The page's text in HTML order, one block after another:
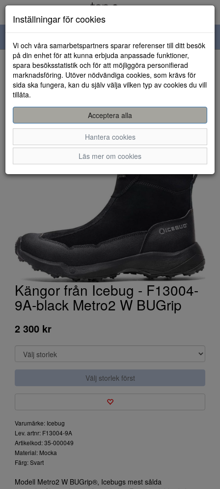
navigation
HEM
Kängor från Icebug - F13004-
9A-black Metro2 W BUGrip
2 300 kr
Välj storlek först
Varumärke: Icebug
Lev. artnr: F13004-9A
Artikelkod: 35-000049
Material: Mocka
Färg: Svart
Modell Metro2 W BUGrip®, Icebugs mest sålda
Inställningar för cookies
Vi och våra samarbetspartners sparar referenser till ditt besök
på din enhet för att kunna erbjuda anpassade funktioner,
spara besöksstatistik och för att möjliggöra personifierad
marknadsföring. Utöver nödvändiga cookies, som krävs för
sida ska fungera, kan du själv välja vilken typ av cookies du vill
tillåta.
Acceptera alla
Hantera cookies
Läs mer om cookies